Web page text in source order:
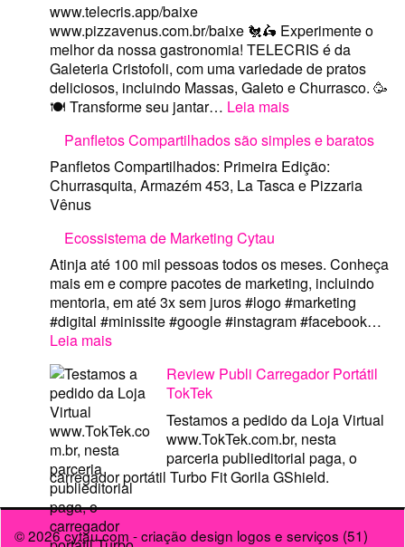
www.telecris.app/baixe
www.pizzavenus.com.br/baixe 🐔🛵 Experimente o
melhor da nossa gastronomia! TELECRIS é da
Galeteria Cristofoli, com uma variedade de pratos
deliciosos, incluindo Massas, Galeto e Churrasco. 🥳
🍽️ Transforme seu jantar… Leia mais:
e
Pizza
Vênus
de
Tele
Entrega
Delivery
em
Alegre
App
Android
Panfletos Compartilhados são simples e baratos
Panfletos Compartilhados: Primeira Edição:
Churrasquita, Armazém 453, La Tasca e Pizzaria
Vênus
Ecossistema de Marketing Cytau
Atinja até 100 mil pessoas todos os meses. Conheça
mais em e compre pacotes de marketing, incluindo
mentoria, em até 3x sem juros #logo #marketing
#digital #minissite #google #instagram #facebook…
Leia mais:
de
Marketing
Review Publi Carregador Portátil
TokTek
Testamos a pedido da Loja Virtual
www.TokTek.com.br, nesta
parceria publieditorial paga, o
carregador portátil Turbo Fit Gorila GShield.
© 2026cytau.com - criação design logos e serviços (51)